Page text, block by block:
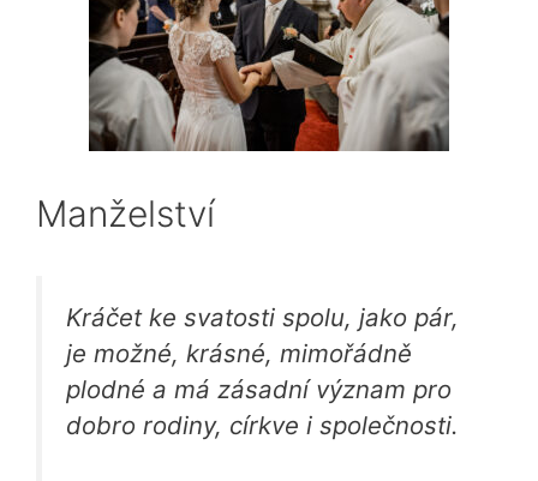
Manželství
Kráčet ke svatosti spolu, jako pár,
je možné, krásné, mimořádně
plodné a má zásadní význam pro
dobro rodiny, církve i společnosti.